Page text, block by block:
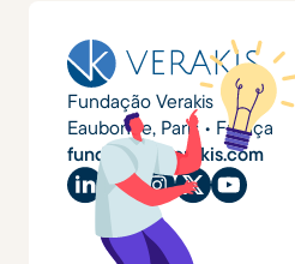
Fundação Verakis
Eaubonne, Paris • França
fundacao@verakis.com